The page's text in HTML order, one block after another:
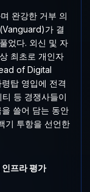
완강한 거부 의
가 결
었다. 외신 및 자
최초로 개인자
of Digital
탑 영입에 전격
등 경쟁사들이
쓸어 담는 동안
기 투항을 선언한
프라 평가